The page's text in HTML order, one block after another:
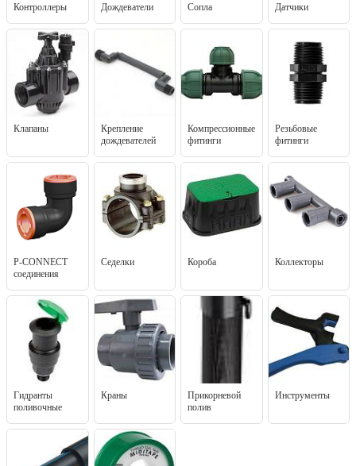
Контроллеры Дождеватели Сопла Датчики
Клапаны
Крепление
дождевателей
Компрессионные
фитинги
Резьбовые
фитинги
P-CONNECT
соединения
Седелки Короба Коллекторы
Гидранты
поливочные
Краны
Прикорневой
полив
Инструменты